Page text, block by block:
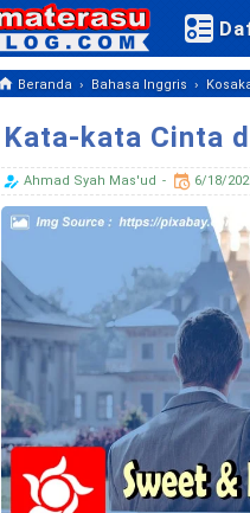
Beranda › Bahasa Inggris ›
Kata-kata Cinta
Ahmad Syah Mas'ud 6/18/